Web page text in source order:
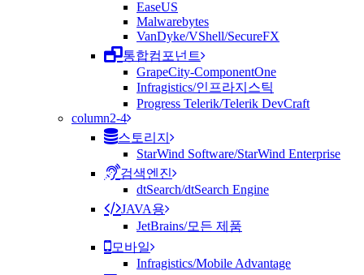
EaseUS
Malwarebytes
VanDyke/VShell/SecureFX
통합컴포넌트
GrapeCity-ComponentOne
Infragistics/인프라지스틱
Progress Telerik/Telerik DevCraft
column2-4
스토리지
StarWind Software/StarWind Enterprise
검색엔진
dtSearch/dtSearch Engine
JAVA용
JetBrains/모든 제품
모바일
Infragistics/Mobile Advantage